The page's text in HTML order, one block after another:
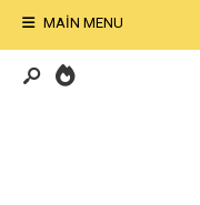
MAIN MENU